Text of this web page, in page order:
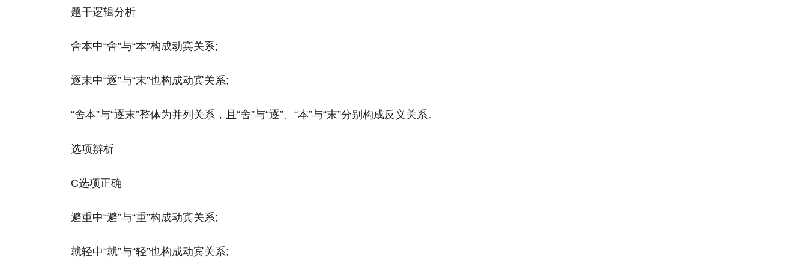
题干逻辑分析
舍本中“舍”与“本”构成动宾关系;
逐末中“逐”与“末”也构成动宾关系;
“舍本”与“逐末”整体为并列关系，且“舍”与“逐”、“本”与“末”分别构成反义关系。
选项辨析
C选项正确
避重中“避”与“重”构成动宾关系;
就轻中“就”与“轻”也构成动宾关系;